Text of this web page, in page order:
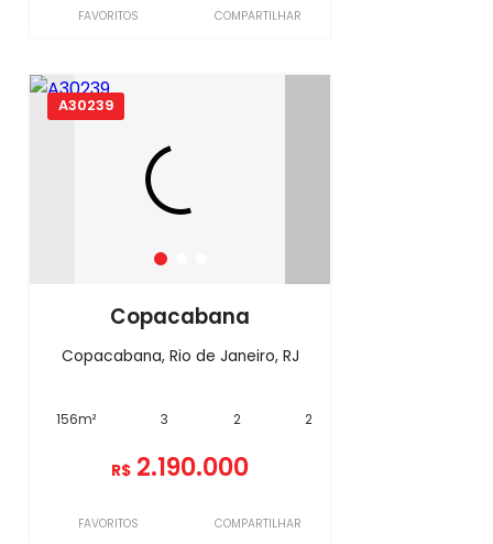
FAVORITOS COMPARTILHAR
A30239
Copacabana
Copacabana, Rio de Janeiro, RJ
156m² 3 2 2
R$ 2.190.000
FAVORITOS COMPARTILHAR